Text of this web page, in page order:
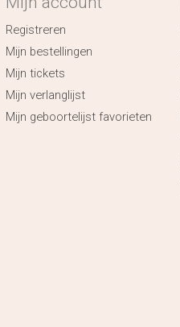
Registreren
Mijn bestellingen
Mijn tickets
Mijn verlanglijst
Mijn geboortelijst favorieten